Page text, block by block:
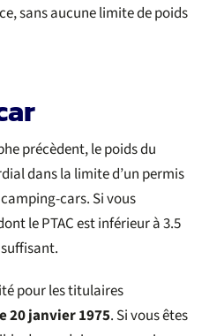
sans aucune limite de poids
précèdent, le poids du
dans la limite d’un permis
cars. Si vous
le PTAC est inférieur à 3.5
pour les titulaires
20 janvier 1975. Si vous êtes